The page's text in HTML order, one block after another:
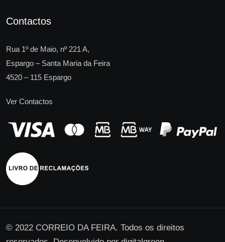
Contactos
Rua 1º de Maio, nº 221 A,
Espargo – Santa Maria da Feira
4520 – 115 Espargo
Ver Contactos
© 2022 CORREIO DA FEIRA. Todos os direitos